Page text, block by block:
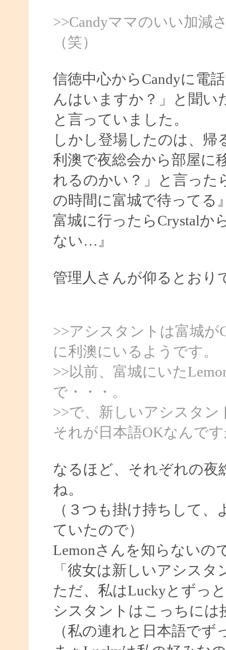
>>Candyママのいい加減
（笑）
信徳中心からCandyに電
んはいますか？」と聞い
と言っていました。
しかし登場したのは、帰
利澳で夜総会から部屋に
れるのかい？」と言った
の時間に富城で待ってる
富城に行ったらCrystalか
ない…』
管理人さんが仰るとおり
>>アシスタントは富城が
に利澳にいるようです。
>>以前、富城にいた
で・・・。
>>で、新しいアシスタ
それが日本語OKなんで
なるほど、それぞれの夜
ね。
（３つも掛け持ちして
ていたので）
Lemonさんを知らないの
「彼女は新しいアシス
ただ、私はLuckyとずっ
シスタントはこっちには
（私の連れと日本語で